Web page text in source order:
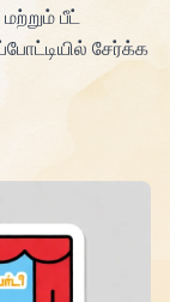
பீட்
சேர்க்க